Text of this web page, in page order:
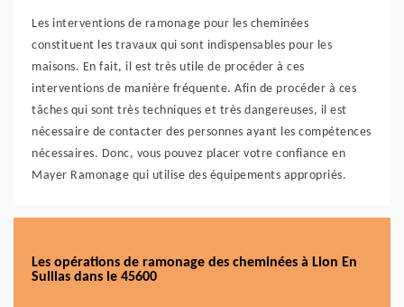
Les interventions de ramonage pour les cheminées
constituent les travaux qui sont indispensables pour les
maisons. En fait, il est très utile de procéder à ces
interventions de manière fréquente. Afin de procéder à ces
tâches qui sont très techniques et très dangereuses, il est
nécessaire de contacter des personnes ayant les compétences
nécessaires. Donc, vous pouvez placer votre confiance en
Mayer Ramonage qui utilise des équipements appropriés.
Les opérations de ramonage des cheminées à Lion En
Sullias dans le 45600